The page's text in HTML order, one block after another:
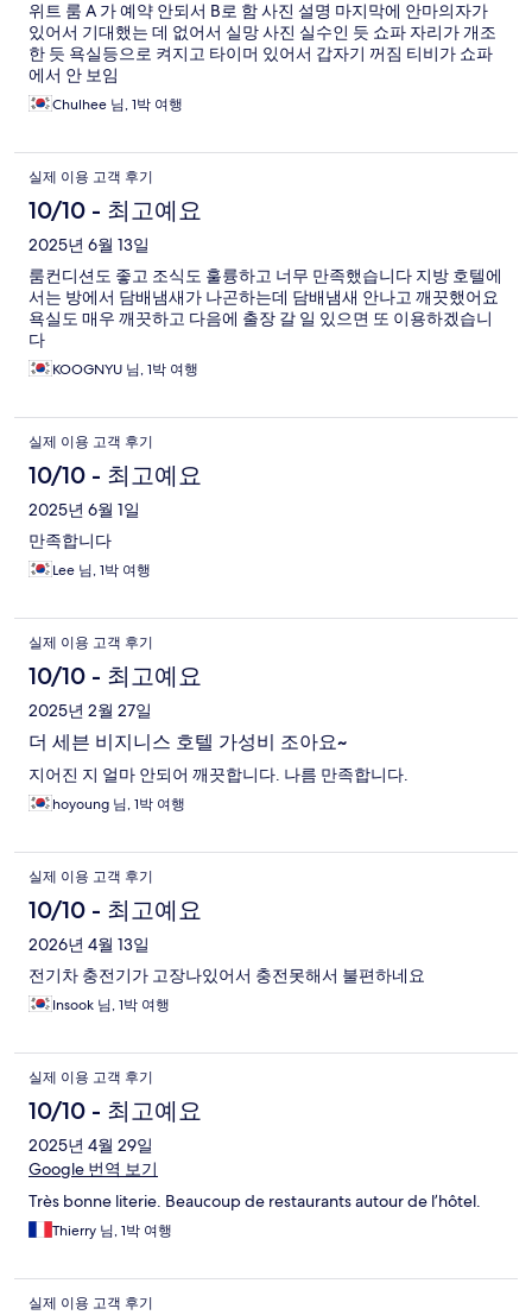
위트 룸 A 가 예약 안되서 B로 함 사진 설명 마지막에 안마의자가
있어서 기대했는 데 없어서 실망 사진 실수인 듯 쇼파 자리가 개조
한 듯 욕실등으로 켜지고 타이머 있어서 갑자기 꺼짐 티비가 쇼파
에서 안 보임
Chulhee 님, 1박 여행
실제 이용 고객 후기
10/10 - 최고예요
2025년 6월 13일
룸컨디션도 좋고 조식도 훌륭하고 너무 만족했습니다 지방 호텔에
서는 방에서 담배냄새가 나곤하는데 담배냄새 안나고 깨끗했어요
욕실도 매우 깨끗하고 다음에 출장 갈 일 있으면 또 이용하겠습니
다
KOOGNYU 님, 1박 여행
실제 이용 고객 후기
10/10 - 최고예요
2025년 6월 1일
만족합니다
Lee 님, 1박 여행
실제 이용 고객 후기
10/10 - 최고예요
2025년 2월 27일
더 세븐 비지니스 호텔 가성비 조아요~
지어진 지 얼마 안되어 깨끗합니다. 나름 만족합니다.
hoyoung 님, 1박 여행
실제 이용 고객 후기
10/10 - 최고예요
2026년 4월 13일
전기차 충전기가 고장나있어서 충전못해서 불편하네요
Insook 님, 1박 여행
실제 이용 고객 후기
10/10 - 최고예요
2025년 4월 29일
Google 번역 보기
Très bonne literie. Beaucoup de restaurants autour de l’hôtel.
Thierry 님, 1박 여행
실제 이용 고객 후기